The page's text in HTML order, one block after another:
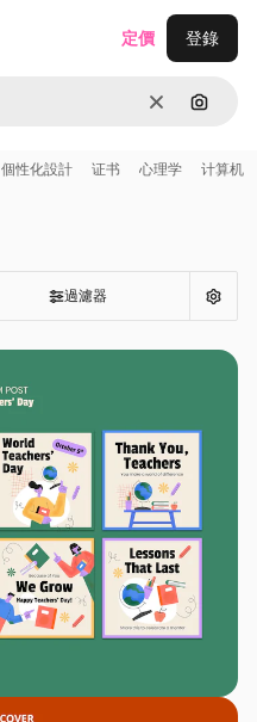
清除 通過圖
定價 登錄
個性化設計 证书 心理学 计算机
過濾器